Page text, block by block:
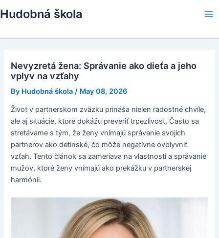
to
Hudobná škola
Nevyzretá žena: Správanie ako dieťa a jeho
vplyv na vzťahy
By Hudobná škola / May 08, 2026
Život v partnerskom zväzku prináša nielen radostné chvíle,
ale aj situácie, ktoré dokážu preveriť trpezlivosť. Často sa
stretávame s tým, že ženy vnímajú správanie svojich
partnerov ako detinské, čo môže negatívne ovplyvniť
vzťah. Tento článok sa zameriava na vlastnosti a správanie
mužov, ktoré ženy vnímajú ako prekážku v partnerskej
harmónii.